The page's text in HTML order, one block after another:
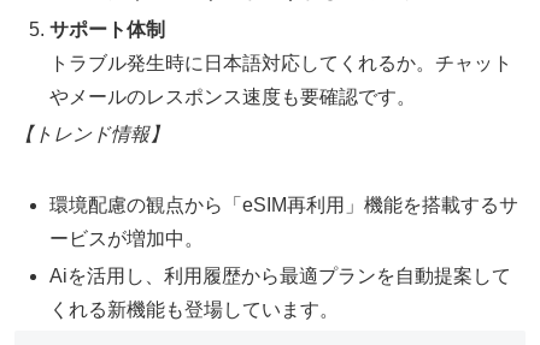
サポート体制
トラブル発生時に日本語対応してくれるか。チャット
やメールのレスポンス速度も要確認です。
【トレンド情報】
環境配慮の観点から「eSIM再利用」機能を搭載するサ
ービスが増加中。
Aiを活用し、利用履歴から最適プランを自動提案して
くれる新機能も登場しています。